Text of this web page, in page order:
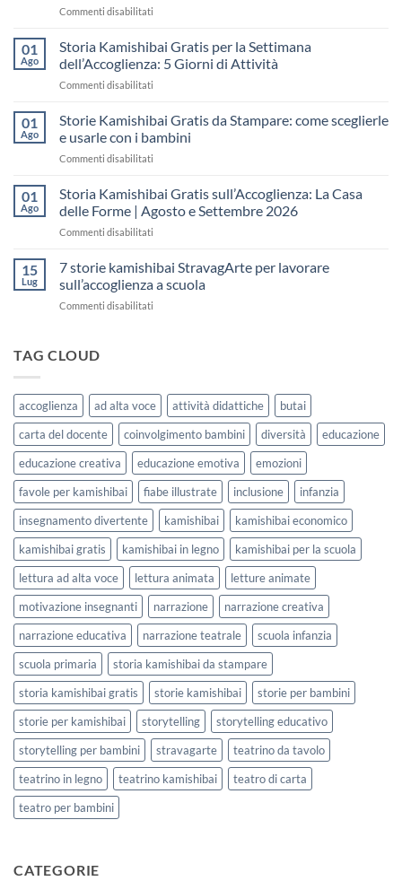
Commenti disabilitati
Kamishibai
sull’Accoglienza:
il
“fare
una
lezione
01
Ago
Storia Kamishibai Gratis per la Settimana
dell’Accoglienza: 5 Giorni di Attività
Commenti disabilitati
Kamishibai
per
dell’Accoglienza:
Giorni
01
Ago
Storie Kamishibai Gratis da Stampare: come sceglierle
e usarle con i bambini
Commenti disabilitati
Kamishibai
da
sceglierle
01
Ago
Storia Kamishibai Gratis sull’Accoglienza: La Casa
delle Forme | Agosto e Settembre 2026
Commenti disabilitati
Kamishibai
sull’Accoglienza:
Settembre
2026
15
Lug
7 storie kamishibai StravagArte per lavorare
sull’accoglienza a scuola
Commenti disabilitati
lavorare
sull’accoglienza
a
scuola
TAG CLOUD
accoglienza ad alta voce attività didattiche
butai
carta del docente
coinvolgimento bambini diversità
educazione
educazione creativa
educazione emotiva
emozioni
favole per kamishibai
fiabe illustrate inclusione
infanzia
insegnamento divertente
kamishibai
kamishibai economico
kamishibai gratis
kamishibai in legno
kamishibai per la scuola
lettura ad alta voce
lettura animata
letture animate
motivazione insegnanti
narrazione
narrazione creativa
narrazione educativa
narrazione teatrale
scuola infanzia
scuola primaria
storia kamishibai da stampare
storia kamishibai gratis
storie kamishibai
storie per bambini
storie per kamishibai
storytelling
storytelling educativo
storytelling per bambini
stravagarte
teatrino da tavolo
teatrino in legno
teatrino kamishibai
teatro di carta
teatro per bambini
CATEGORIE